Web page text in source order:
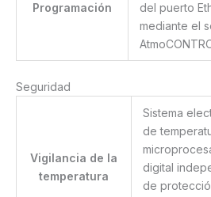
Programación
del puerto
mediante el
Seguridad
Vigilancia de la
temperatura
Sistema
de
digital
de